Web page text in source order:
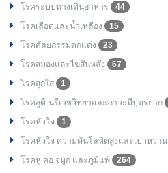
โรคระบบทางเดินอาหาร
44
โรคเลือดและน้ำเหลือง
15
โรคศัลยกรรมตกแต่ง
23
โรคสมองและไขสันหลัง
67
โรคสุกใส
1
โรคสูติ-นรีเวชวิทยาและภาวะมีบุตรยาก
โรคหัวใจ
1
โรคหัวใจ ความดันโลหิตสูงและเบาหวาน
โรคหู คอ จมูก และภูมิแพ้
264